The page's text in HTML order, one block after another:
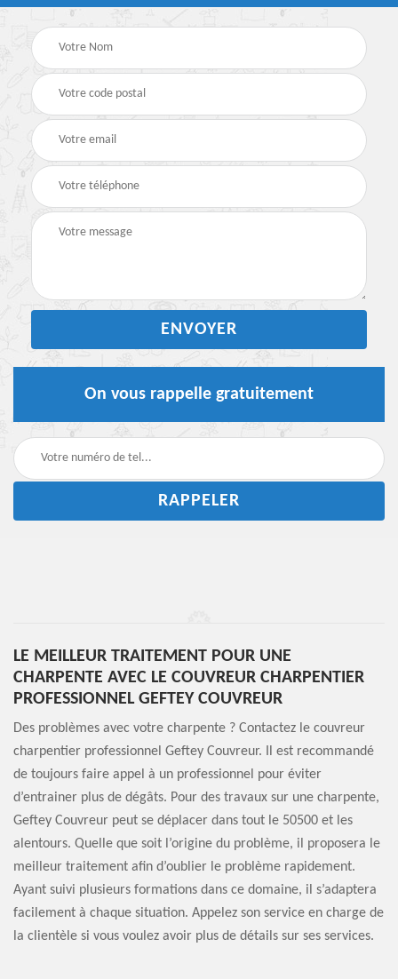
On vous rappelle gratuitement
LE MEILLEUR TRAITEMENT POUR UNE
CHARPENTE AVEC LE COUVREUR CHARPENTIER
PROFESSIONNEL GEFTEY COUVREUR
Des problèmes avec votre charpente ? Contactez le couvreur
charpentier professionnel Geftey Couvreur. Il est recommandé
de toujours faire appel à un professionnel pour éviter
d’entrainer plus de dégâts. Pour des travaux sur une charpente,
Geftey Couvreur peut se déplacer dans tout le 50500 et les
alentours. Quelle que soit l’origine du problème, il proposera le
meilleur traitement afin d’oublier le problème rapidement.
Ayant suivi plusieurs formations dans ce domaine, il s’adaptera
facilement à chaque situation. Appelez son service en charge de
la clientèle si vous voulez avoir plus de détails sur ses services.